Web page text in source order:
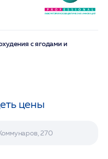
с ягодами и
цены
270